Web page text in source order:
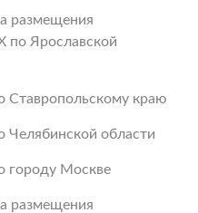
размещения
Ярославской
краю
области
городу Москве
размещения